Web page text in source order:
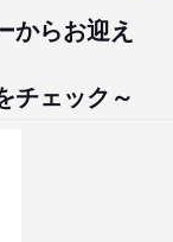
からお迎え
チェック～